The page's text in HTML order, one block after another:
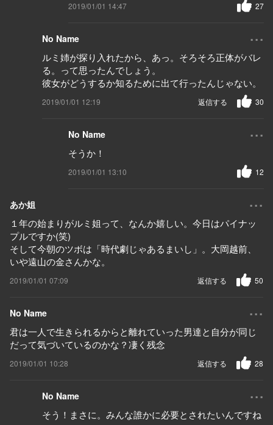
2019/01/01 14:47 27
No Name ...
ルミ姉が探り入れたから、あっ。そろそろ正体がバレ
る。って思ったんでしょう。
彼女がどうするか知るために出て行ったんじゃない。
2019/01/01 12:19 30
返信する
No Name ...
そうか！
2019/01/01 13:10 12
あか姐 ...
１年の始まりがルミ姐って、なんか嬉しい。今日はパイナッ
プルですか(笑)
そして今朝のツボは「時代劇じゃあるまいし」。大岡越前、
いや遠山の金さんかな。
2019/01/01 07:09 50
返信する
No Name ...
君は一人で生きられるからと離れていった男達と自分が同じ
だって気づいているのかな？凄く残念
2019/01/01 10:28 28
返信する
No Name ...
そう！まさに。みんな誰かに必要とされたいんですね